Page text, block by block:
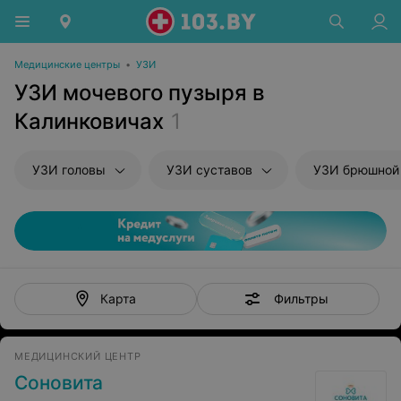
Медицинские центры • УЗИ
УЗИ мочевого пузыря в
Калинковичах 1
УЗИ головы УЗИ суставов УЗИ брюшной полости и
Карта Фильтры
МЕДИЦИНСКИЙ ЦЕНТР
Соновита